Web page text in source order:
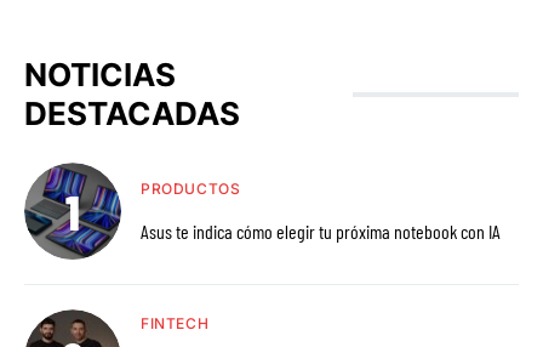
NOTICIAS
DESTACADAS
PRODUCTOS
Asus te indica cómo elegir tu próxima notebook con IA
FINTECH